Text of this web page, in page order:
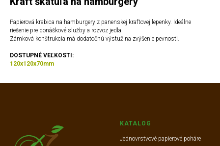
Papierová krabica na hamburgery z panenskej kraftovej lepenky. Ideálne
riešenie pre donáškové služby a rozvoz jedla.
Zámková konštrukcia má dodatočnú výstuž na zvýšenie pevnosti.
DOSTUPNÉ VEĽKOSTI :
120x120x70mm
KATALOG
Jednovrstvové papierové poháre